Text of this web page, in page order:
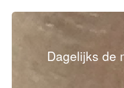
Dagelijks de